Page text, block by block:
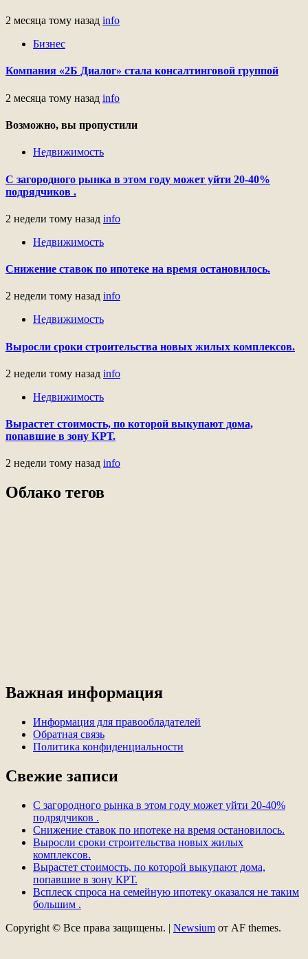
2 месяца тому назад info
Бизнес
Компания «2Б Диалог» стала консалтинговой группой
2 месяца тому назад info
Возможно, вы пропустили
Недвижимость
С загородного рынка в этом году может уйти 20-40%
подрядчиков .
2 недели тому назад info
Недвижимость
Снижение ставок по ипотеке на время остановилось.
2 недели тому назад info
Недвижимость
Выросли сроки строительства новых жилых комплексов.
2 недели тому назад info
Недвижимость
Вырастет стоимость, по которой выкупают дома,
попавшие в зону КРТ.
2 недели тому назад info
Облако тегов
Важная информация
Информация для правообладателей
Обратная связь
Политика конфиденциальности
Свежие записи
С загородного рынка в этом году может уйти 20-40%
подрядчиков .
Снижение ставок по ипотеке на время остановилось.
Выросли сроки строительства новых жилых
комплексов.
Вырастет стоимость, по которой выкупают дома,
попавшие в зону КРТ.
Всплеск спроса на семейную ипотеку оказался не таким
большим .
Copyright © Все права защищены. | Newsium от AF themes.